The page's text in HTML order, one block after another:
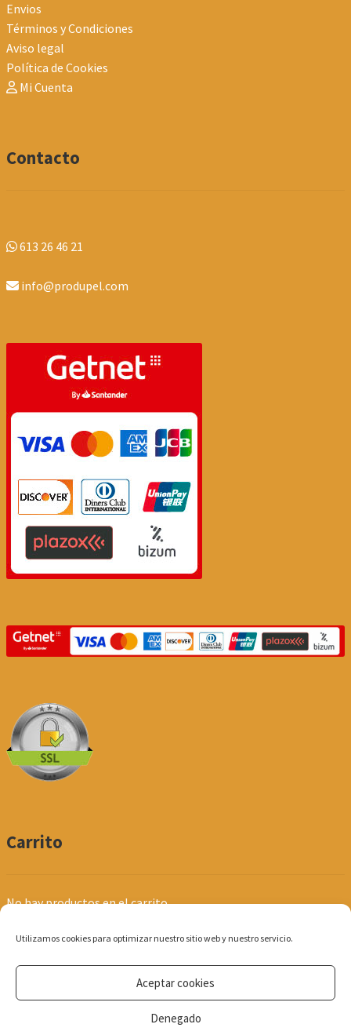
Utilizamos cookies para optimizar nuestro sitio web y nuestro servicio.
Aceptar cookies
Denegado
Envios
Términos y Condiciones
Aviso legal
Política de Cookies
Mi Cuenta
Contacto
613 26 46 21
info@produpel.com
Carrito
No hay productos en el carrito.
© Produpel | Productos de Peluquería y Estética 2026